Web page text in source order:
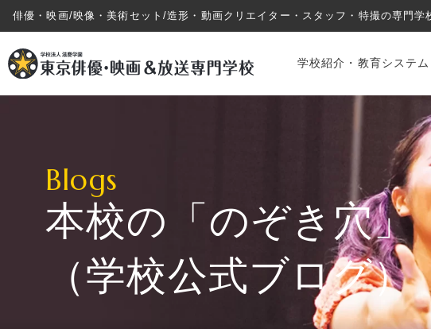
俳優・映画/映像・美術セット/造形・動画クリエイター・スタッフ・特撮の専門学
学校紹介・教育システム
専攻・コース紹介
Blogs
本校の「のぞき穴」
（学校公式ブログ）